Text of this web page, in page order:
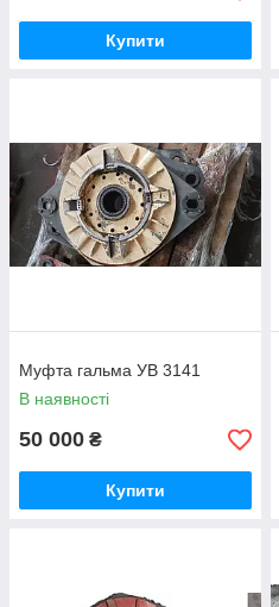
Купити
Муфта гальма УВ 3141
В наявності
50 000 ₴
Купити